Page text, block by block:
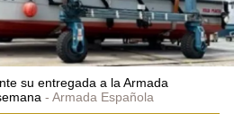
su entregada a la Armada
Armada Española